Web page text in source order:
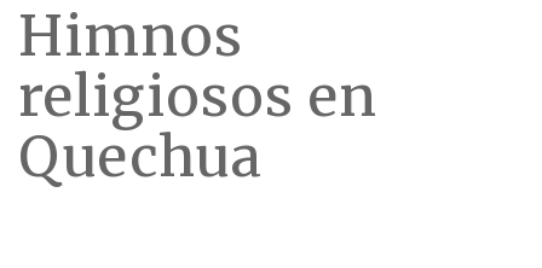
Himnos
religiosos en
Quechua